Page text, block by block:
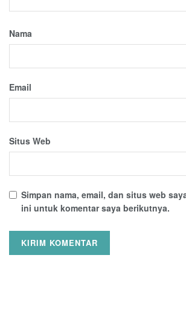
Nama
Email
Situs Web
Simpan nama, email, dan situs web
ini untuk komentar saya berikutnya.